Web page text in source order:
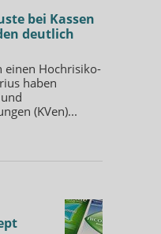
bei Kassen
deutlich
Hochrisiko-
haben
(KVen)...